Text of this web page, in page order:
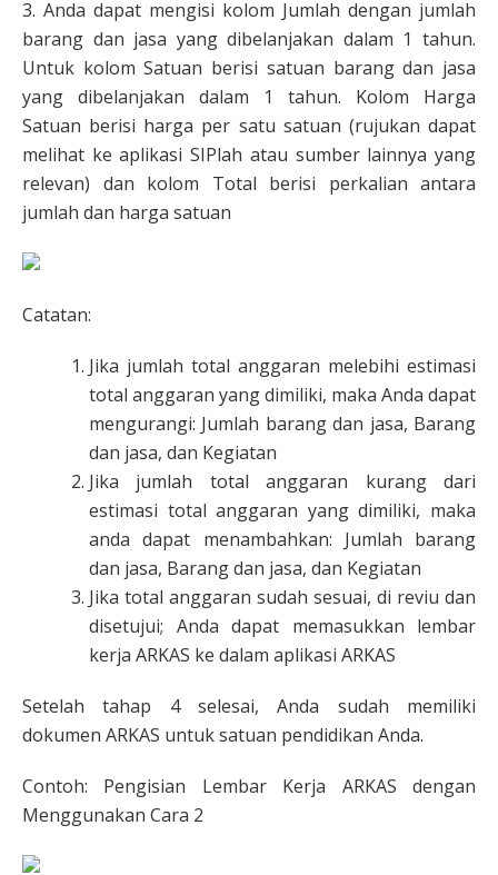
3. Anda dapat mengisi kolom Jumlah dengan jumlah
barang dan jasa yang dibelanjakan dalam 1 tahun.
Untuk kolom Satuan berisi satuan barang dan jasa
yang dibelanjakan dalam 1 tahun. Kolom Harga
Satuan berisi harga per satu satuan (rujukan dapat
melihat ke aplikasi SIPlah atau sumber lainnya yang
relevan) dan kolom Total berisi perkalian antara
jumlah dan harga satuan
Catatan:
Jika jumlah total anggaran melebihi estimasi
total anggaran yang dimiliki, maka Anda dapat
mengurangi: Jumlah barang dan jasa, Barang
dan jasa, dan Kegiatan
Jika jumlah total anggaran kurang dari
estimasi total anggaran yang dimiliki, maka
anda dapat menambahkan: Jumlah barang
dan jasa, Barang dan jasa, dan Kegiatan
Jika total anggaran sudah sesuai, di reviu dan
disetujui; Anda dapat memasukkan lembar
kerja ARKAS ke dalam aplikasi ARKAS
Setelah tahap 4 selesai, Anda sudah memiliki
dokumen ARKAS untuk satuan pendidikan Anda.
Contoh: Pengisian Lembar Kerja ARKAS dengan
Menggunakan Cara 2